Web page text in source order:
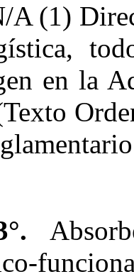
A (1)
en la